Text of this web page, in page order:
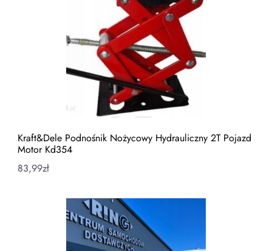
Kraft&Dele Podnośnik Nożycowy Hydrauliczny 2T Pojazd
Motor Kd354
83,99zł